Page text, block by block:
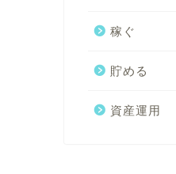
稼ぐ
貯める
資産運用